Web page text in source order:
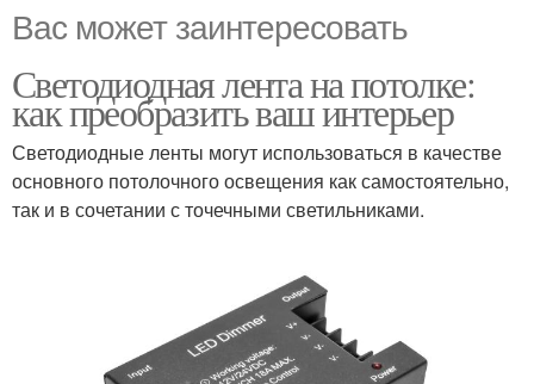
Вас может заинтересовать
Светодиодная лента на потолке:
как преобразить ваш интерьер
Светодиодные ленты могут использоваться в качестве
основного потолочного освещения как самостоятельно,
так и в сочетании с точечными светильниками.